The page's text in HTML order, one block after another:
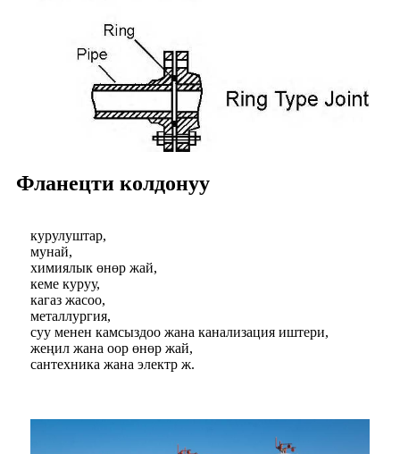
Фланецти колдонуу
курулуштар,
мунай,
химиялык өнөр жай,
кеме куруу,
кагаз жасоо,
металлургия,
суу менен камсыздоо жана канализация иштери,
жеңил жана оор өнөр жай,
сантехника жана электр ж.